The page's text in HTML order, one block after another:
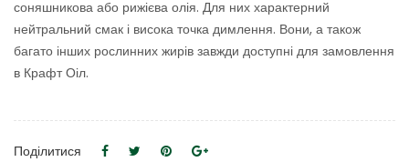
соняшникова або рижієва олія. Для них характерний
нейтральний смак і висока точка димлення. Вони, а також
багато інших рослинних жирів завжди доступні для замовлення
в Крафт Оіл.
Поділитися